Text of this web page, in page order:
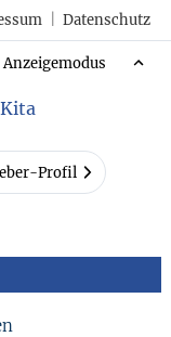
Datenschutz
Anzeigemodus
Profil